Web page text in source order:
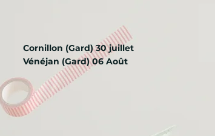
Cornillon (Gard) 30 juillet
Vénéjan (Gard) 06 Août